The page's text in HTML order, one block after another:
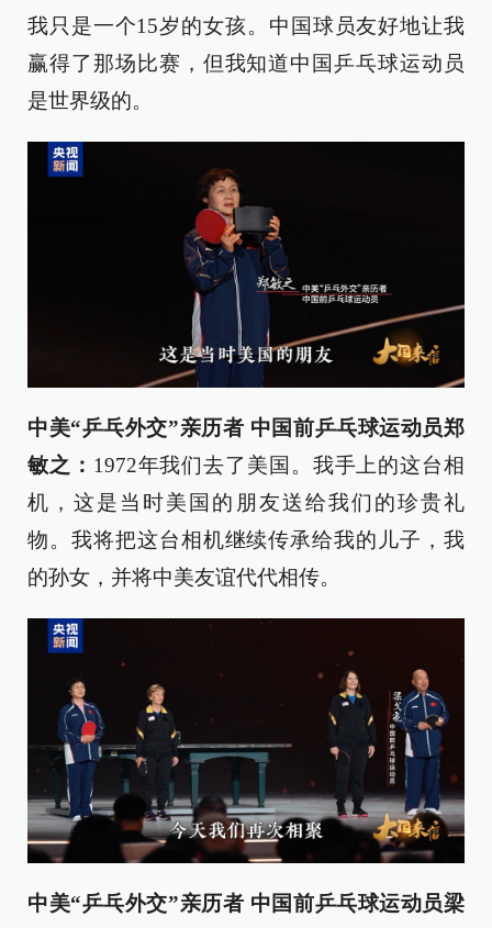
我只是一个15岁的女孩。中国球员友好地让我
赢得了那场比赛，但我知道中国乒乓球运动员
是世界级的。
中美“乒乓外交”亲历者 中国前乒乓球运动员郑
敏之： 1972年我们去了美国。我手上的这台相
机，这是当时美国的朋友送给我们的珍贵礼
物。我将把这台相机继续传承给我的儿子，我
的孙女，并将中美友谊代代相传。
中美“乒乓外交”亲历者 中国前乒乓球运动员梁